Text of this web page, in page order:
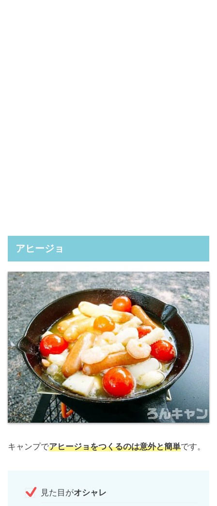
アヒージョ
キャンプでアヒージョをつくるのは意外と簡単です。
見た目がオシャレ